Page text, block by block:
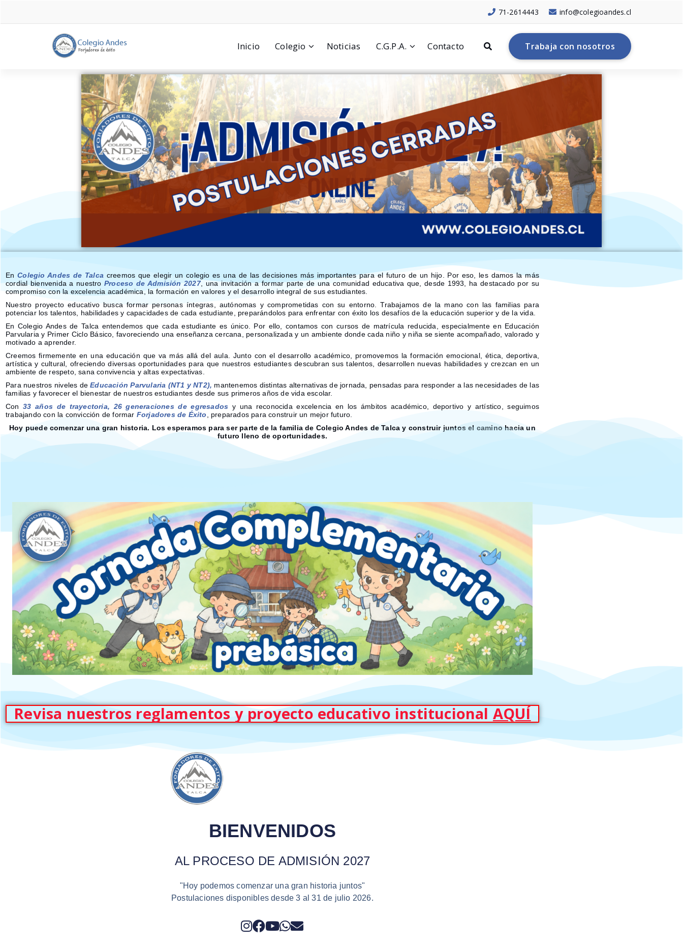
info@colegioandes.cl
71-2614443
Inicio Colegio Noticias C.G.P.A. Contacto Trabaja con nosotros
EnColegio Andes de Talca creemos que elegir un colegio es una de las decisiones más importantes para el futuro de un hijo. Por eso, les damos la más
cordial bienvenida a nuestroProceso de Admisión 2027, una invitación a formar parte de una comunidad educativa que, desde 1993, ha destacado por su
compromiso con la excelencia académica, la formación en valores y el desarrollo integral de sus estudiantes.
Nuestro proyecto educativo busca formar personas íntegras, autónomas y comprometidas con su entorno. Trabajamos de la mano con las familias para
potenciar los talentos, habilidades y capacidades de cada estudiante, preparándolos para enfrentar con éxito los desafíos de la educación superior y de la vida.
En Colegio Andes de Talca entendemos que cada estudiante es único. Por ello, contamos con cursos de matrícula reducida, especialmente en Educación
Parvularia y Primer Ciclo Básico, favoreciendo una enseñanza cercana, personalizada y un ambiente donde cada niño y niña se siente acompañado, valorado y
motivado a aprender.
Creemos firmemente en una educación que va más allá del aula. Junto con el desarrollo académico, promovemos la formación emocional, ética, deportiva,
artística y cultural, ofreciendo diversas oportunidades para que nuestros estudiantes descubran sus talentos, desarrollen nuevas habilidades y crezcan en un
ambiente de respeto, sana convivencia y altas expectativas.
Para nuestros niveles deEducación Parvularia (NT1 y NT2), mantenemos distintas alternativas de jornada, pensadas para responder a las necesidades de las
familias y favorecer el bienestar de nuestros estudiantes desde sus primeros años de vida escolar.
Con33 años de trayectoria, 26 generaciones de egresados y una reconocida excelencia en los ámbitos académico, deportivo y artístico, seguimos
trabajando con la convicción de formar Forjadores de Éxito
, preparados para construir un mejor futuro.
Hoy puede comenzar una gran historia. Los esperamos para ser parte de la familia de Colegio Andes de Talca y construir juntos el camino hacia un
futuro lleno de oportunidades.
Revisa nuestros reglamentos y proyecto educativo institucional AQUÍ
BIENVENIDOS
AL PROCESO DE ADMISIÓN 2027
"Hoy podemos comenzar una gran historia juntos"
Postulaciones disponibles desde 3 al 31 de julio 2026.